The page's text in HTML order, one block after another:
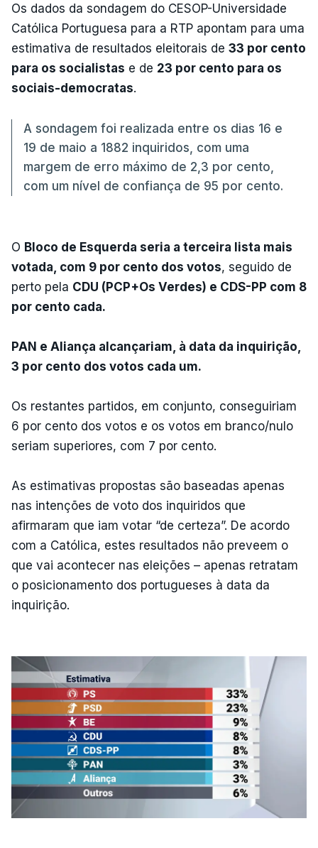
Os dados da sondagem do CESOP-Universidade
Católica Portuguesa para a RTP apontam para uma
estimativa de resultados eleitorais de 33 por cento
para os socialistas e de 23 por cento para os
sociais-democratas.
A sondagem foi realizada entre os dias 16 e
19 de maio a 1882 inquiridos, com uma
margem de erro máximo de 2,3 por cento,
com um nível de confiança de 95 por cento.
O Bloco de Esquerda seria a terceira lista mais
votada, com 9 por cento dos votos, seguido de
perto pela CDU (PCP+Os Verdes) e CDS-PP com 8
por cento cada.
PAN e Aliança alcançariam, à data da inquirição,
3 por cento dos votos cada um.
Os restantes partidos, em conjunto, conseguiriam
6 por cento dos votos e os votos em branco/nulo
seriam superiores, com 7 por cento.
As estimativas propostas são baseadas apenas
nas intenções de voto dos inquiridos que
afirmaram que iam votar “de certeza”. De acordo
com a Católica, estes resultados não preveem o
que vai acontecer nas eleições – apenas retratam
o posicionamento dos portugueses à data da
inquirição.